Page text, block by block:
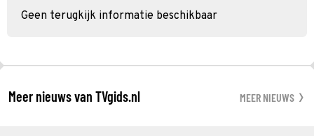
Geen terugkijk informatie beschikbaar
Meer nieuws van TVgids.nl MEER NIEUWS